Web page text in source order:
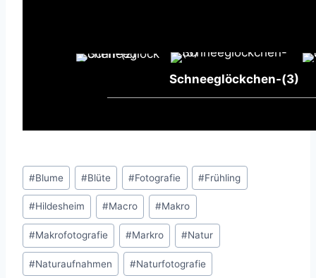
Schneeglöckchen-(3)
Schlagworte:
#Blume #Blüte #Fotografie #Frühling
#Hildesheim #Macro #Makro
#Makrofotografie #Markro #Natur
#Naturaufnahmen #Naturfotografie